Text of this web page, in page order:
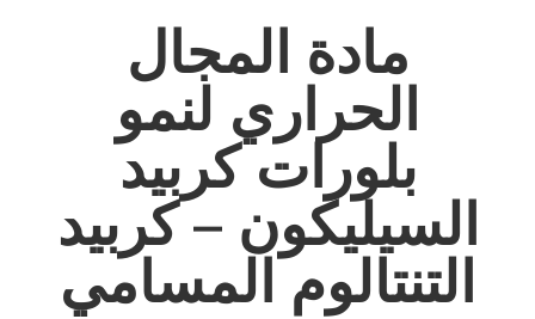
مادة المجال
الحراري لنمو
بلورات كربيد
السيليكون – كربيد
التنتالوم المسامي